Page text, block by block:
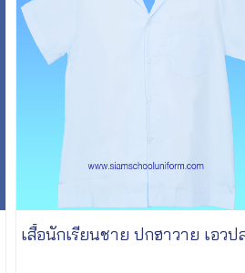
เสื้อนักเรียนชาย ปกฮาวาย เอวป